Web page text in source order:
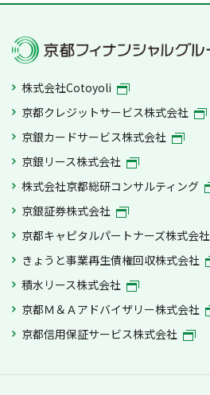
株式会社Cotoyoli
京都クレジットサービス株式会社
京銀カードサービス株式会社
京銀リース株式会社
株式会社京都総研コンサルティング
京銀証券株式会社
京都キャピタルパートナーズ株式会社
きょうと事業再生債権回収株式会社
積水リース株式会社
京都Ｍ＆Ａアドバイザリー株式会社
京都信用保証サービス株式会社